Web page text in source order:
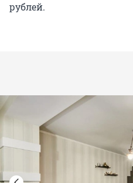
рублей.